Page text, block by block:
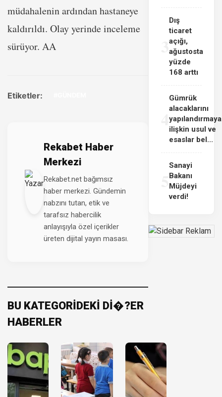
müdahalenin ardından hastaneye
kaldırıldı. Olay yerinde inceleme
sürüyor. AA
Etiketler:
Rekabet Haber
Merkezi
Rekabet.net bağımsız
haber merkezi. Gündemin
nabzını tutan, etik ve
tarafsız habercilik
anlayışıyla özel içerikler
üreten dijital yayın masası.
BU KATEGORİDEKİ Dİ�?ER
HABERLER
3
Dış
ticaret
açığı,
ağustosta
yüzde
168 arttı
4
Gümrük
alacaklarını
yapılandırmaya
ilişkin usul ve
esaslar bel...
Sanayi
Bakanı
Müjdeyi
verdi!